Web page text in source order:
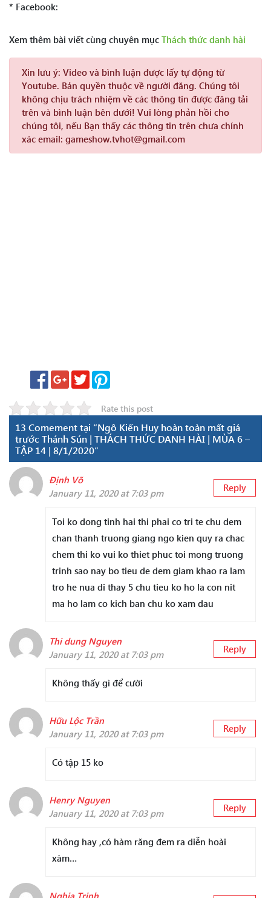
* Facebook:
Xem thêm bài viết cùng chuyên mục Thách thức danh hài
Xin lưu ý: Video và bình luận được lấy tự động từ
Youtube. Bản quyền thuộc về người đăng. Chúng tôi
không chịu trách nhiệm về các thông tin được đăng tải
trên và bình luận bên dưới! Vui lòng phản hồi cho
chúng tôi, nếu Bạn thấy các thông tin trên chưa chính
xác email: gameshow.tvhot@gmail.com
Rate this post
13 Comement tại “Ngô Kiến Huy hoàn toàn mất giá
trước Thánh Sún | THÁCH THỨC DANH HÀI | MÙA 6 –
TẬP 14 | 8/1/2020”
Định Võ
January 11, 2020 at 7:03 pm
Reply
Toi ko dong tinh hai thi phai co tri te chu dem
chan thanh truong giang ngo kien quy ra chac
chem thi ko vui ko thiet phuc toi mong truong
trinh sao nay bo tieu de dem giam khao ra lam
tro he nua di thay 5 chu tieu ko ho la con nit
ma ho lam co kich ban chu ko xam dau
Thi dung Nguyen
January 11, 2020 at 7:03 pm
Reply
Không thấy gì để cười
Hữu Lộc Trần
January 11, 2020 at 7:03 pm
Reply
Có tập 15 ko
Henry Nguyen
January 11, 2020 at 7:03 pm
Reply
Không hay ,có hàm răng đem ra diễn hoài
xàm…